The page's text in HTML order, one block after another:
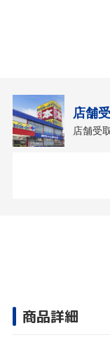
店舗
店舗受
商品詳細